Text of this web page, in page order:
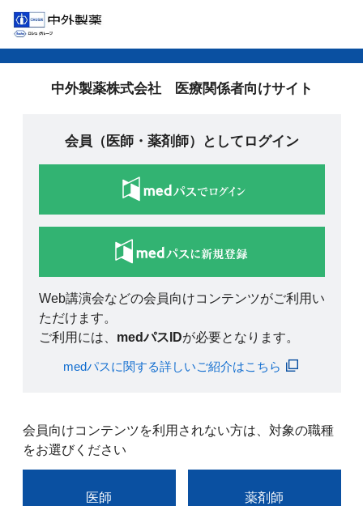
中外製薬株式会社 医療関係者向けサイト
会員（医師・薬剤師）としてログイン
Web講演会などの会員向けコンテンツがご利用い
ただけます。
ご利用には、 medパスIDが必要となります。
medパスに関する詳しいご紹介はこちら
会員向けコンテンツを利用されない方は、対象の職種
をお選びください
医師 薬剤師